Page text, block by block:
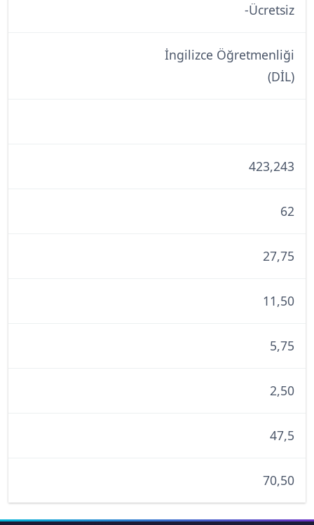
-Ücretsiz
İngilizce Öğretmenliği
(DİL)
423,243
62
27,75
11,50
5,75
2,50
47,5
70,50